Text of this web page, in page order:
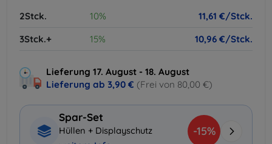
2Stck.
10%
11,61 €/Stck.
3Stck.+
15% 10,96 €/Stck.
Lieferung 17. August - 18. August
Lieferung ab 3,90 € (Frei von 80,00 €)
Spar-Set
Hüllen + Displayschutz
-15%